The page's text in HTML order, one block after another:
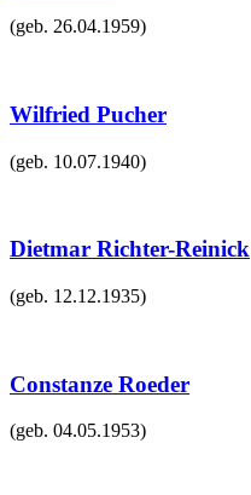
(geb. 26.04.1959)
Wilfried Pucher
(geb. 10.07.1940)
Dietmar Richter-Reinick
(geb. 12.12.1935)
Constanze Roeder
(geb. 04.05.1953)